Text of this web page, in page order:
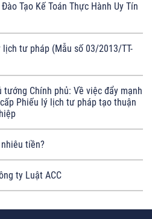
Tạo Kế Toán Thực Hành Uy Tín
tư pháp (Mẫu số 03/2013/TT-
tướng Chính phủ: Về việc đẩy mạnh
Phiếu lý lịch tư pháp tạo thuận
tiền?
ty Luật ACC